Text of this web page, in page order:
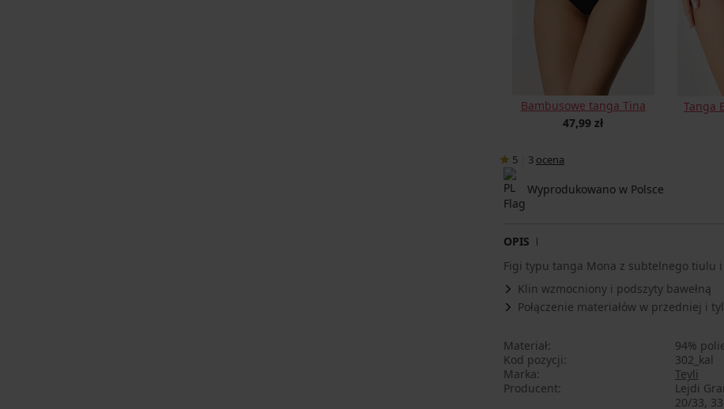
Bambusowe tanga Tina
47,99 zł
Tanga
5 3 ocena
Wyprodukowano w Polsce
OPIS
Figi typu tanga Mona z subtelnego tiulu i
Klin wzmocniony i podszyty bawełną
Połączenie materiałów w przedniej i
Materiał
94%
Kod pozycji
302_kal
Marka
Teyli
Producent
Lejdi
20/33,